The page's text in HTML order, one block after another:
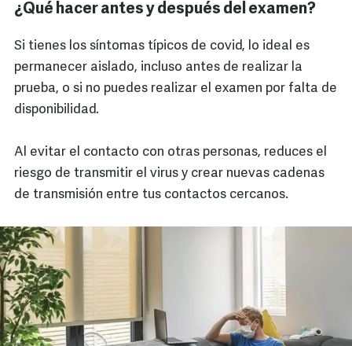
¿Qué hacer antes y después del examen?
Si tienes los síntomas típicos de covid, lo ideal es
permanecer aislado, incluso antes de realizar la
prueba, o si no puedes realizar el examen por falta de
disponibilidad.
Al evitar el contacto con otras personas, reduces el
riesgo de transmitir el virus y crear nuevas cadenas
de transmisión entre tus contactos cercanos.